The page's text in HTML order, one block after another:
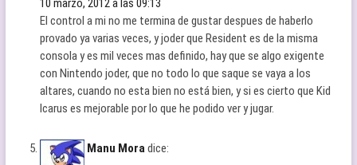
10 marzo, 2012 a las 09:13
El control a mi no me termina de gustar despues de haberlo
provado ya varias veces, y joder que Resident es de la misma
consola y es mil veces mas definido, hay que se algo exigente
con Nintendo joder, que no todo lo que saque se vaya a los
altares, cuando no esta bien no está bien, y si es cierto que Kid
Icarus es mejorable por lo que he podido ver y jugar.
Manu Moradice: